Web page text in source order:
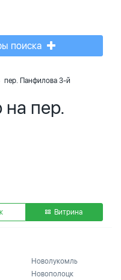
поиска
пер. Панфилова 3-й
на пер.
Витрина
Новолукомль
Новополоцк